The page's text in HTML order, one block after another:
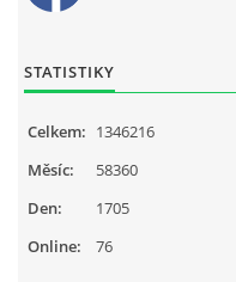
STATISTIKY
Online: 76
Celkem: 1346216
Měsíc:
58360
Den:
1705